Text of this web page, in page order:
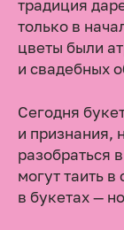
традиция
только в
цветы были
и свадебных
Сегодня
и признания,
разобраться
могут таить
в букетах —